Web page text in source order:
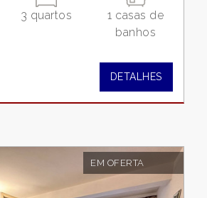
3 quartos
1 casas de
banhos
DETALHES
EM OFERTA